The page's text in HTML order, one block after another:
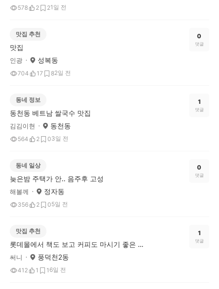
578 2 21일 전
맛집 추천
맛집
인광 성복동
704 17 82일 전
0
댓글
동네 정보
동천동 베트남 쌀국수 맛집
김김이현 동천동
564 2 03일 전
1
댓글
동네 일상
늦은밤 주택가 안.. 음주후 고성
해볼께 정자동
356 2 05일 전
0
댓글
맛집 추천
롯데몰에서 책도 보고 커피도 마시기 좋은 미소비카페
써니 풍덕천2동
412 1 1 6일 전
1
댓글